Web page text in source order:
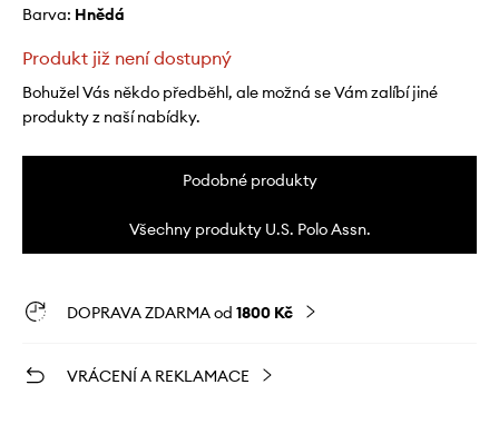
Barva: hnědá
Produkt již není dostupný
Bohužel Vás někdo předběhl, ale možná se Vám zalíbí jiné
produkty z naší nabídky.
Podobné produkty
Všechny produkty U.S. Polo Assn.
DOPRAVA ZDARMA od 1800 Kč
VRÁCENÍ A REKLAMACE